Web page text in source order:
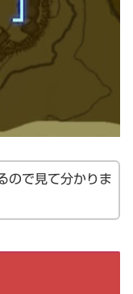
ので見て分かりま